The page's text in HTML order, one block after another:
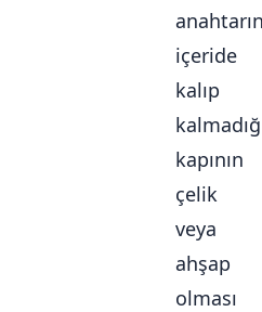
içeride
kalıp
kapının
çelik
veya
ahşap
olması